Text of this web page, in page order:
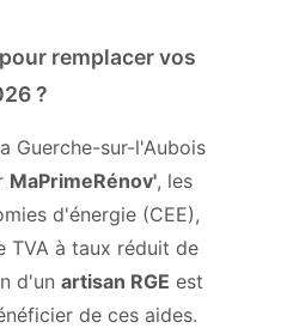
remplacer vos
?
Guerche-sur-l'Aubois
MaPrimeRénov', les
d'énergie (CEE),
TVA à taux réduit de
d'un artisan RGE est
de ces aides.